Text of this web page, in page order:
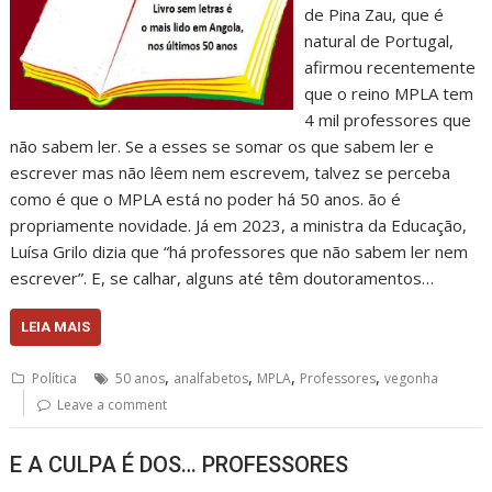
de Pina Zau, que é
natural de Portugal,
afirmou recentemente
que o reino MPLA tem
4 mil professores que
não sabem ler. Se a esses se somar os que sabem ler e
escrever mas não lêem nem escrevem, talvez se perceba
como é que o MPLA está no poder há 50 anos. ão é
propriamente novidade. Já em 2023, a ministra da Educação,
Luísa Grilo dizia que “há professores que não sabem ler nem
escrever”. E, se calhar, alguns até têm doutoramentos…
LEIA MAIS
Política 50 anos, analfabetos, MPLA, Professores,vegonha
Leave a comment
E A CULPA É DOS… PROFESSORES